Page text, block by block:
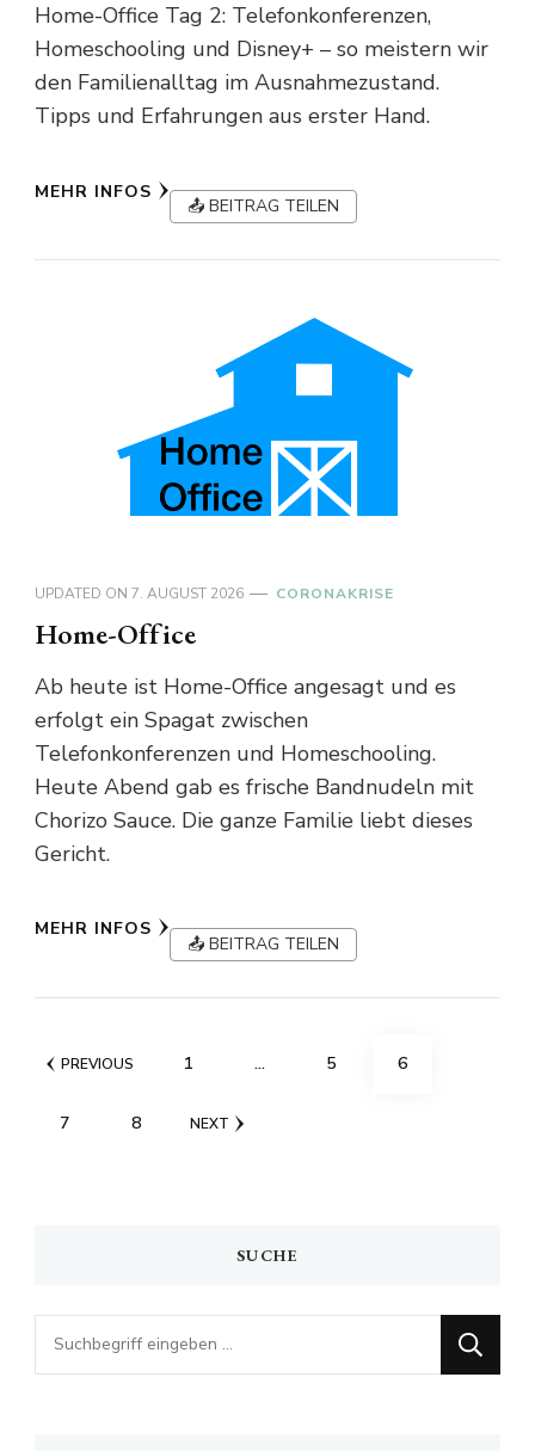
Home-Office Tag 2: Telefonkonferenzen,
Homeschooling und Disney+ – so meistern wir
den Familienalltag im Ausnahmezustand.
Tipps und Erfahrungen aus erster Hand.
MEHR INFOS
📤 BEITRAG TEILEN
UPDATED ON 7. AUGUST 2026 CORONAKRISE
Home-Office
Ab heute ist Home-Office angesagt und es
erfolgt ein Spagat zwischen
Telefonkonferenzen und Homeschooling.
Heute Abend gab es frische Bandnudeln mit
Chorizo Sauce. Die ganze Familie liebt dieses
Gericht.
MEHR INFOS
📤 BEITRAG TEILEN
Seitennummerierung
Beiträge
PREVIOUS PAGE
1 … PAGE
5 PAGE
6
PAGE
7 PAGE
8 NEXT
SUCHE
Looking
for